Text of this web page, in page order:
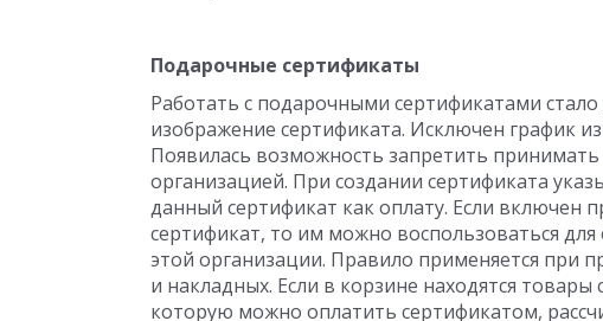
Подарочные сертификаты
Работать с подарочными сертификатами
изображение сертификата. Исключен график
Появилась возможность запретить
организацией. При создании сертификата
данный сертификат как оплату. Если
сертификат, то им можно воспользоваться
этой организации. Правило применяется при
и накладных. Если в корзине находятся
которую можно оплатить сертификатом,